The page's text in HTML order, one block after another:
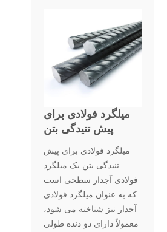
میلگرد فولادی برای
پیش تنیدگی بتن
میلگرد فولادی برای پیش
تنیدگی بتن یک میلگرد
فولادی آجدار سطحی است
که به عنوان میلگرد فولادی
آجدار نیز شناخته می شود،
معمولاً دارای دو دنده طولی